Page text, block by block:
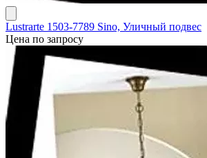
Lustrarte 1503-7789 Sino, Уличный подвес
Цена по запросу